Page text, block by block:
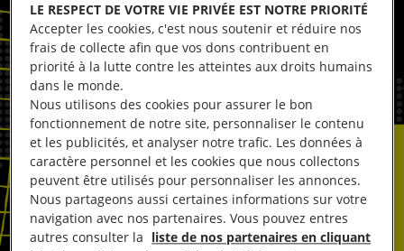
LE RESPECT DE VOTRE VIE PRIVÉE EST NOTRE PRIORITÉ
Accepter les cookies, c'est nous soutenir et réduire nos
frais de collecte afin que vos dons contribuent en
priorité à la lutte contre les atteintes aux droits humains
dans le monde.
Nous utilisons des cookies pour assurer le bon
fonctionnement de notre site, personnaliser le contenu
et les publicités, et analyser notre trafic. Les données à
caractère personnel et les cookies que nous collectons
peuvent être utilisés pour personnaliser les annonces.
Nous partageons aussi certaines informations sur votre
navigation avec nos partenaires. Vous pouvez entres
autres consulter la liste de nos partenaires en cliquant